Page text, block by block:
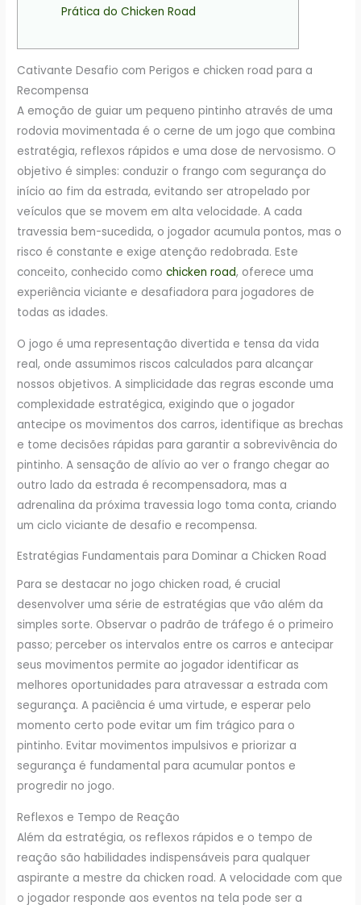
Prática do Chicken Road
Cativante Desafio com Perigos e chicken road para a
Recompensa
A emoção de guiar um pequeno pintinho através de uma
rodovia movimentada é o cerne de um jogo que combina
estratégia, reflexos rápidos e uma dose de nervosismo. O
objetivo é simples: conduzir o frango com segurança do
início ao fim da estrada, evitando ser atropelado por
veículos que se movem em alta velocidade. A cada
travessia bem-sucedida, o jogador acumula pontos, mas o
risco é constante e exige atenção redobrada. Este
conceito, conhecido comochicken road, oferece uma
experiência viciante e desafiadora para jogadores de
todas as idades.
O jogo é uma representação divertida e tensa da vida
real, onde assumimos riscos calculados para alcançar
nossos objetivos. A simplicidade das regras esconde uma
complexidade estratégica, exigindo que o jogador
antecipe os movimentos dos carros, identifique as brechas
e tome decisões rápidas para garantir a sobrevivência do
pintinho. A sensação de alívio ao ver o frango chegar ao
outro lado da estrada é recompensadora, mas a
adrenalina da próxima travessia logo toma conta, criando
um ciclo viciante de desafio e recompensa.
Estratégias Fundamentais para Dominar a Chicken Road
Para se destacar no jogo chicken road, é crucial
desenvolver uma série de estratégias que vão além da
simples sorte. Observar o padrão de tráfego é o primeiro
passo; perceber os intervalos entre os carros e antecipar
seus movimentos permite ao jogador identificar as
melhores oportunidades para atravessar a estrada com
segurança. A paciência é uma virtude, e esperar pelo
momento certo pode evitar um fim trágico para o
pintinho. Evitar movimentos impulsivos e priorizar a
segurança é fundamental para acumular pontos e
progredir no jogo.
Reflexos e Tempo de Reação
Além da estratégia, os reflexos rápidos e o tempo de
reação são habilidades indispensáveis para qualquer
aspirante a mestre da chicken road. A velocidade com que
o jogador responde aos eventos na tela pode ser a